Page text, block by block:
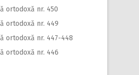
ortodoxă nr. 450
ortodoxă nr. 449
ortodoxă nr. 447-448
ortodoxă nr. 446